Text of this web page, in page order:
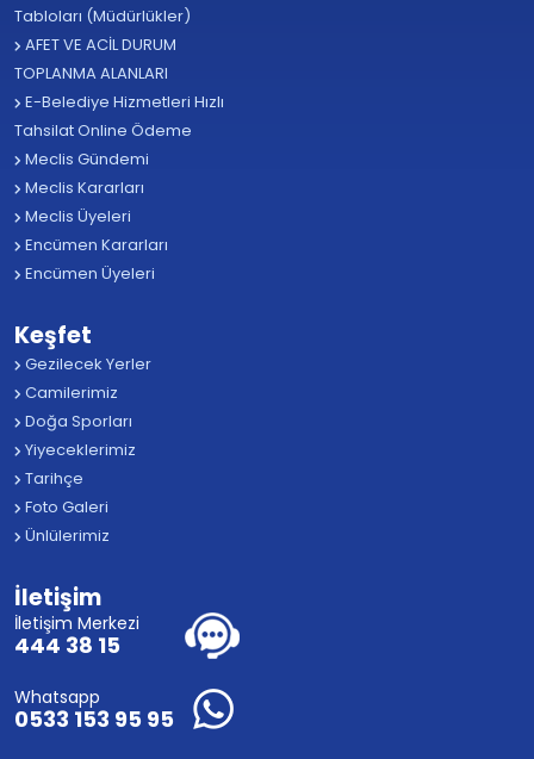
Tabloları (Müdürlükler)
AFET VE ACİL DURUM
TOPLANMA ALANLARI
E-Belediye Hizmetleri Hızlı
Tahsilat Online Ödeme
Meclis Gündemi
Meclis Kararları
Meclis Üyeleri
Encümen Kararları
Encümen Üyeleri
Keşfet
Gezilecek Yerler
Camilerimiz
Doğa Sporları
Yiyeceklerimiz
Tarihçe
Foto Galeri
Ünlülerimiz
İletişim
İletişim Merkezi
444 38 15
Whatsapp
0533 153 95 95